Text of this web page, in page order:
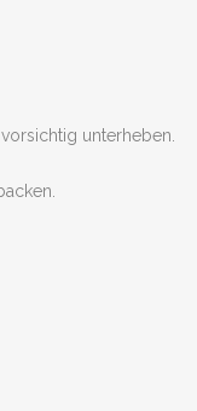
unterheben.